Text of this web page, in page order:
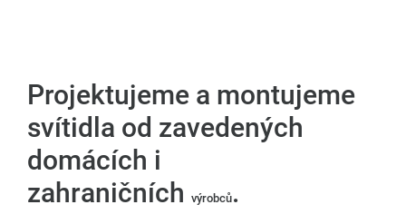
Projektujeme a montujeme
svítidla od zavedených
domácích i
zahraničních výrobců.